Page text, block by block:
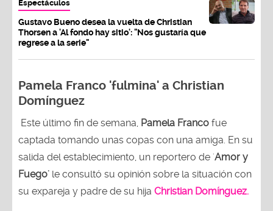
Espectáculos
Gustavo Bueno desea la vuelta de Christian
Thorsen a 'Al fondo hay sitio': "Nos gustaría que
regrese a la serie"
Pamela Franco 'fulmina' a Christian
Domínguez
Este último fin de semana, Pamela Franco fue
captada tomando unas copas con una amiga. En su
salida del establecimiento, un reportero de 'Amor y
Fuego' le consultó su opinión sobre la situación con
su expareja y padre de su hija Christian Domínguez.